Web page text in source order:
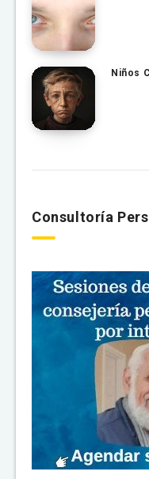
Niños
Consultoría